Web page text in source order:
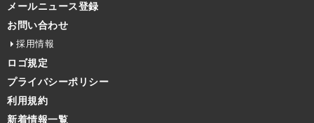
メールニュース登録
お問い合わせ
採用情報
ロゴ規定
プライバシーポリシー
利用規約
新着情報一覧